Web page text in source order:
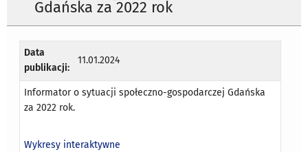
Gdańska za 2022 rok
Data
publikacji:
11.01.2024
Informator o sytuacji społeczno-gospodarczej Gdańska
za 2022 rok.
Wykresy interaktywne